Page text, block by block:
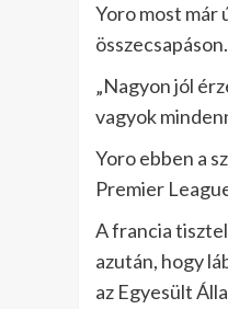
Yoro most már
összecsapáson.
„Nagyon jól
vagyok
Yoro ebben a
Premier
A francia
azután, hogy
az Egyesült